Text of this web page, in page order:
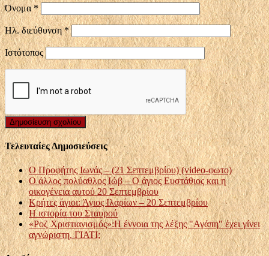
Όνομα*
Ηλ. διεύθυνση*
Ιστότοπος
Τελευταίες Δημοσιεύσεις
Ο Προφήτης Ιωνάς – (21 Σεπτεμβρίου) (video-φωτο)
Ο άλλος πολύαθλος Ιώβ – Ο άγιος Ευστάθιος και η
οικογένεια αυτού 20 Σεπτεμβρίου
Κρήτες άγιοι: Άγιος Ιλαρίων – 20 Σεπτεμβρίου
Η ιστορία του Σταυρού
«Ροζ Χριστιανισμός»:Η έννοια της λέξης "Αγάπη" έχει γίνει
αγνώριστη. ΓΙΑΤΙ;